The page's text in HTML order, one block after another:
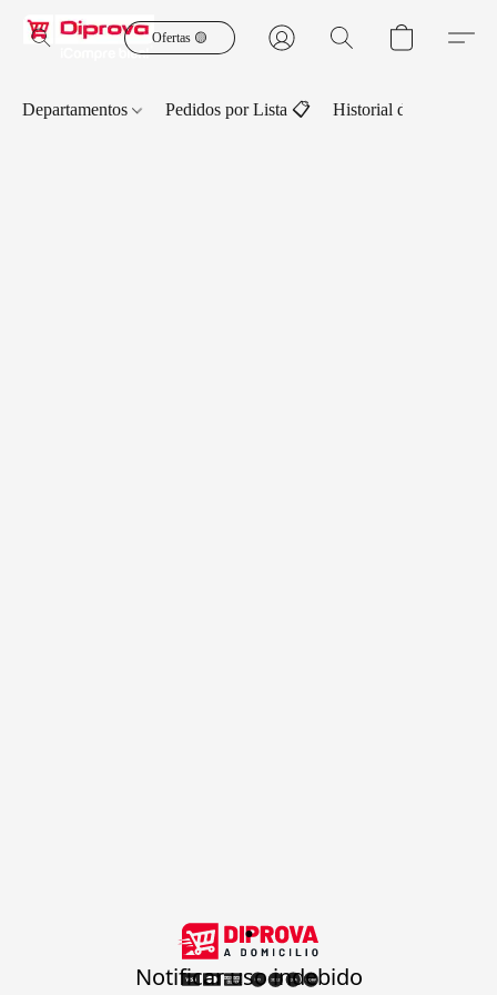
Ofertas 🟡
Departamentos Pedidos por Lista 📋 Historial de Pedidos
.
Notificar uso indebido